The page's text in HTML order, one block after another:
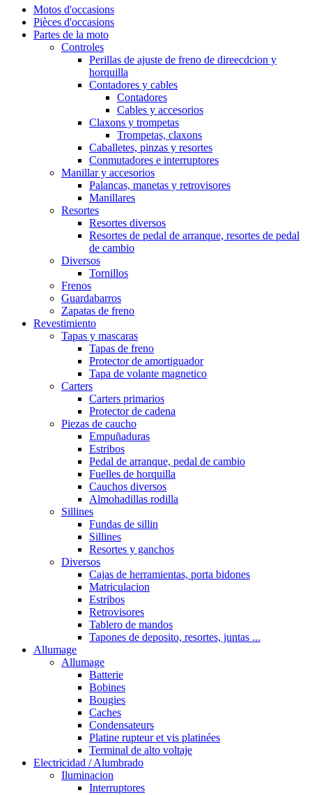
Motos d'occasions
Pièces d'occasions
Partes de la moto
Controles
Perillas de ajuste de freno de direecdcion y
horquilla
Contadores y cables
Contadores
Cables y accesorios
Claxons y trompetas
Trompetas, claxons
Caballetes, pinzas y resortes
Conmutadores e interruptores
Manillar y accesorios
Palancas, manetas y retrovisores
Manillares
Resortes
Resortes diversos
Resortes de pedal de arranque, resortes de pedal
de cambio
Diversos
Tornillos
Frenos
Guardabarros
Zapatas de freno
Revestimiento
Tapas y mascaras
Tapas de freno
Protector de amortiguador
Tapa de volante magnetico
Carters
Carters primarios
Protector de cadena
Piezas de caucho
Empuñaduras
Estribos
Pedal de arranque, pedal de cambio
Fuelles de horquilla
Cauchos diversos
Almohadillas rodilla
Sillines
Fundas de sillin
Sillines
Resortes y ganchos
Diversos
Cajas de herramientas, porta bidones
Matriculacion
Estribos
Retrovisores
Tablero de mandos
Tapones de deposito, resortes, juntas ...
Allumage
Allumage
Batterie
Bobines
Bougies
Caches
Condensateurs
Platine rupteur et vis platinées
Terminal de alto voltaje
Electricidad / Alumbrado
Iluminacion
Interruptores